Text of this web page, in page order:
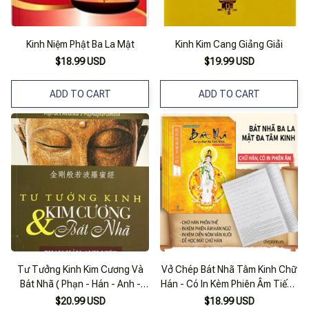
Kinh Niệm Phật Ba La Mật
$18.99 USD
ADD TO CART
Kinh Kim Cang Giảng Giải
$19.99 USD
ADD TO CART
Tư Tưởng Kinh Kim Cương Và
Bát Nhã ( Phạn - Hán - Anh -
Việt )
$20.99 USD
Vở Chép Bát Nhã Tâm Kinh Chữ
Hán - Có In Kèm Phiên Âm Tiếng
Việt - Học Tiếng Trung Qua
$18.99 USD